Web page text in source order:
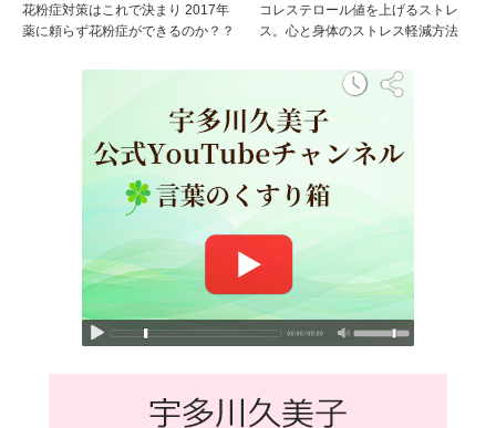
花粉症対策はこれで決まり 2017年
薬に頼らず花粉症ができるのか？？
コレステロール値を上げるストレ
ス。心と身体のストレス軽減方法